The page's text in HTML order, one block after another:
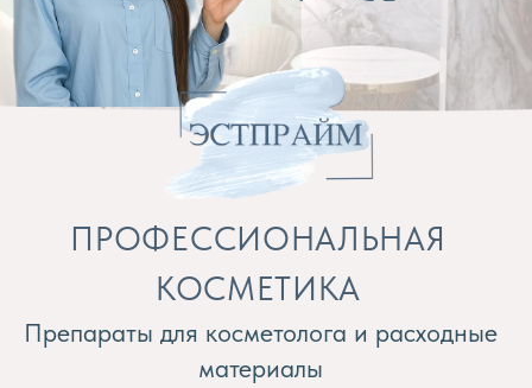
Препараты для косметолога и расходные
материалы
ПРОФЕССИОНАЛЬНАЯ
КОСМЕТИКА
Бренды
Профессиональная
Препараты косметолога